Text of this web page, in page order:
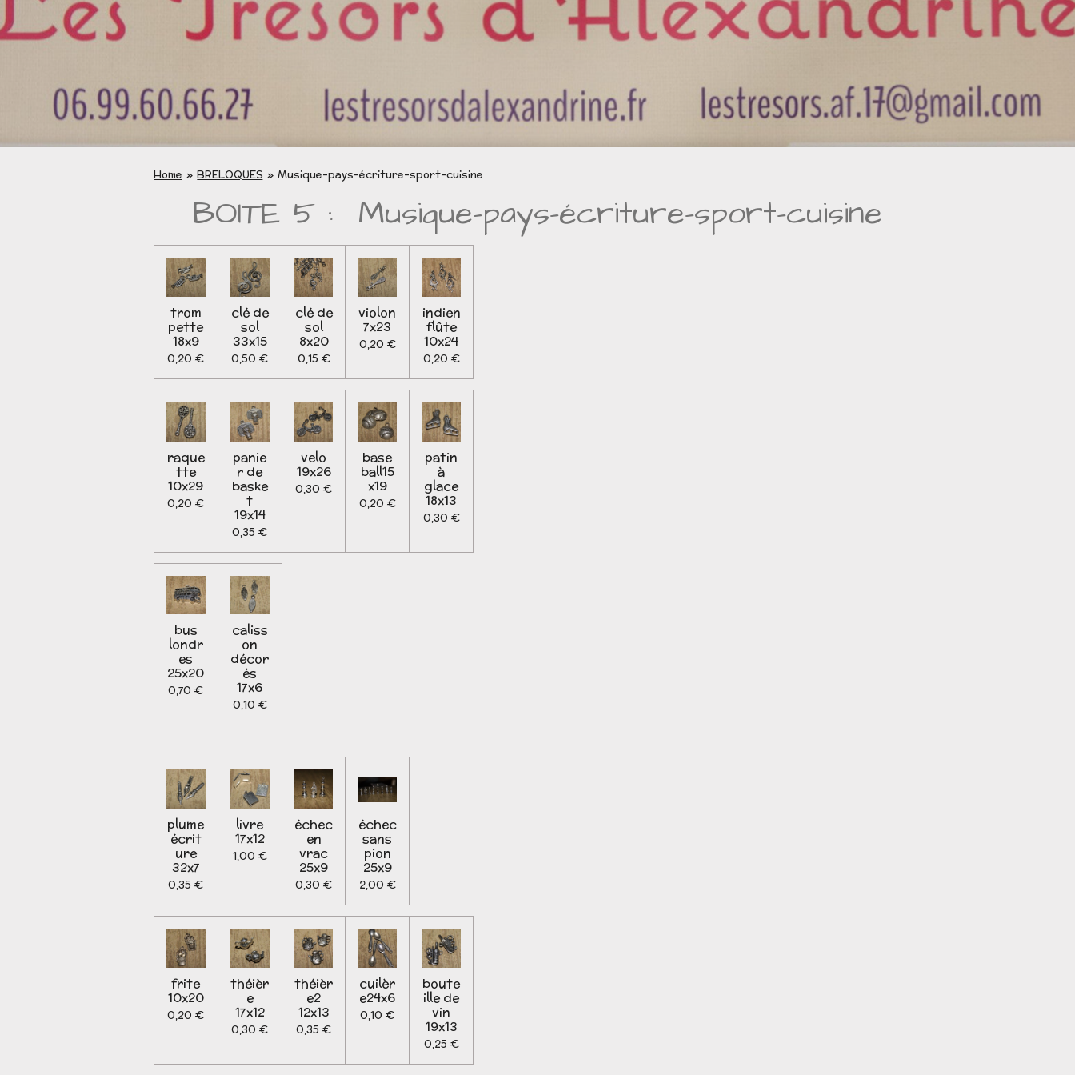
Home » BRELOQUES » Musique-pays-écriture-sport-cuisine
BOITE 5 : Musique-pays-écriture-sport-cuisine
trom
pette
18x9
0,20 €
clé de
sol
33x15
0,50 €
clé de
sol
8x20
0,15 €
violon
7x23
0,20 €
indien
flûte
10x24
0,20 €
raque
tte
10x29
0,20 €
panie
r de
baske
t
19x14
0,35 €
velo
19x26
0,30 €
base
ball15
x19
0,20 €
patin
à
glace
18x13
0,30 €
bus
londr
es
25x20
0,70 €
caliss
on
décor
és
17x6
0,10 €
plume
écrit
ure
32x7
0,35 €
livre
17x12
1,00 €
échec
en
vrac
25x9
0,30 €
échec
sans
pion
25x9
2,00 €
frite
10x20
0,20 €
théièr
e
17x12
0,30 €
théièr
e2
12x13
0,35 €
cuilèr
e24x6
0,10 €
boute
ille de
vin
19x13
0,25 €